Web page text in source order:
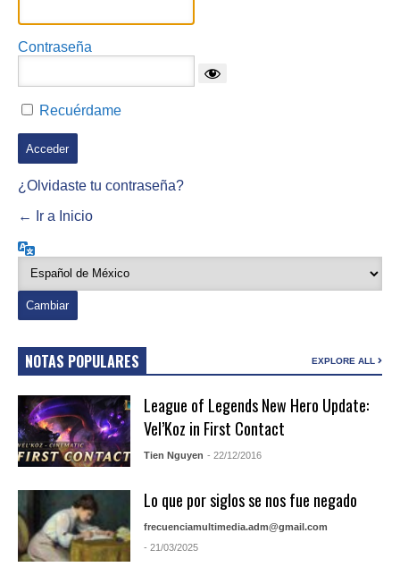
Contraseña
Recuérdame
¿Olvidaste tu contraseña?
← Ir a Inicio
NOTAS POPULARES EXPLORE ALL
League of Legends New Hero Update:
Vel’Koz in First Contact
Tien Nguyen - 22/12/2016
Lo que por siglos se nos fue negado
frecuenciamultimedia.adm@gmail.com
- 21/03/2025